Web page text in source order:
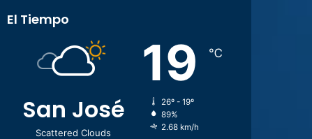
El Tiempo
San José
Scattered Clouds
19 ℃
26º - 19º
89%
2.68 km/h